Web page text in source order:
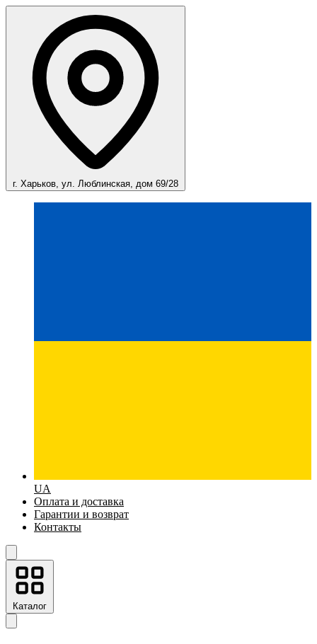
г. Харьков, ул. Люблинская, дом 69/28
UA
Оплата и доставка
Гарантии и возврат
Контакты
Каталог